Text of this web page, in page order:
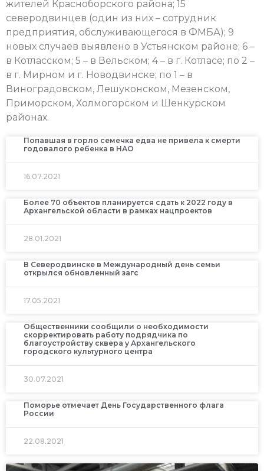
жителей Красноборского района; 15
северодвинцев (один из них – сотрудник
предприятия, обслуживающегося в ФМБА); 9
новых случаев выявлено в Устьянском районе; 6 –
в Котласском; 5 – в Вельском; 4 – в г. Котласе; по 2 –
в г. Мирном и г. Новодвинске; по 1 – в
Виноградовском, Лешуконском, Мезенском,
Приморском, Холмогорском и Шенкурском
районах.
Попавшая в горло семечка едва не привела к смерти
годовалого ребенка в НАО
16.07.2021
Более 70 объектов планируется сдать к 2022 году в
Архангельской области в рамках нацпроектов
28.01.2021
В Северодвинске в Международный день семьи
открылся обновленный загс
17.05.2021
Общественники сообщили о необходимости
скорректировать работу подрядчика по
благоустройству сквера у Архангельского
городского культурного центра
30.07.2021
Поморье отмечает День Государственного флага
России
22.08.2021